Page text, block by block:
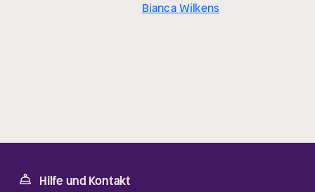
Bianca Wilkens
Hilfe und Kontakt